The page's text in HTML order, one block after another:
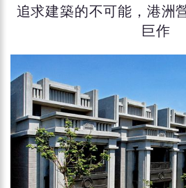
追求建築的不可能，港洲
巨作